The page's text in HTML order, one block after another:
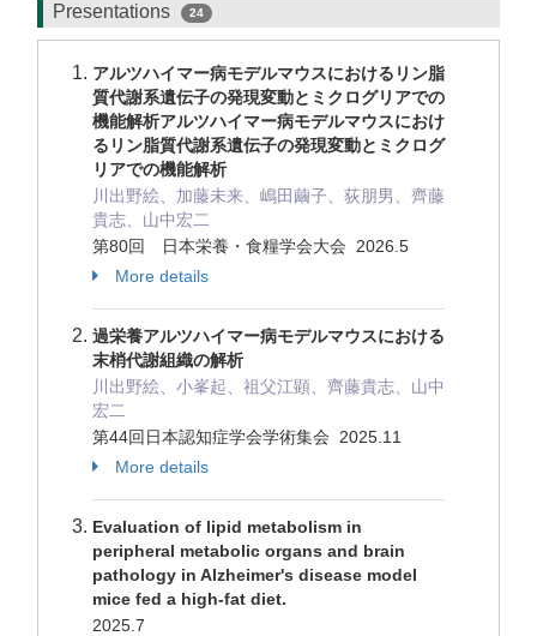
Presentations 24
アルツハイマー病モデルマウスにおけるリン脂
質代謝系遺伝子の発現変動とミクログリアでの
機能解析アルツハイマー病モデルマウスにおけ
るリン脂質代謝系遺伝子の発現変動とミクログ
リアでの機能解析
川出野絵、加藤未来、嶋田繭子、荻朋男、齊藤
貴志、山中宏二
第80回 日本栄養・食糧学会大会 2026.5
More details
過栄養アルツハイマー病モデルマウスにおける
末梢代謝組織の解析
川出野絵、小峯起、祖父江顕、齊藤貴志、山中
宏二
第44回日本認知症学会学術集会 2025.11
More details
Evaluation of lipid metabolism in
peripheral metabolic organs and brain
pathology in Alzheimer's disease model
mice fed a high-fat diet.
2025.7